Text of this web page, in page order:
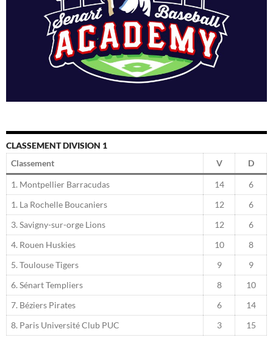
CLASSEMENT DIVISION 1
Classement
V D
1. Montpellier Barracudas 14
6
1. La Rochelle Boucaniers
12
6
3. Savigny-sur-orge Lions
12
6
4. Rouen Huskies
10
8
5. Toulouse Tigers
9
9
6. Sénart Templiers
8
10
7. Béziers Pirates
6
14
8. Paris Université Club PUC
3 15